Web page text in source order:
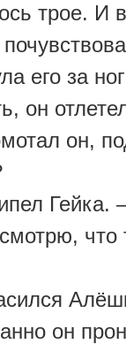
трое. И
его за
он
он,
Гейка.
что
он